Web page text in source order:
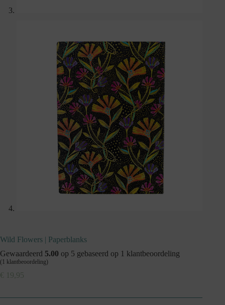
Wild Flowers | Paperblanks
Gewaardeerd 5.00 op 5 gebaseerd op 1 klantbeoordeling
(1 klantbeoordeling)
€ 19,95